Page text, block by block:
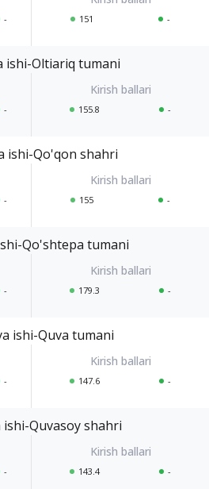
- 151 -
ishi-Oltiariq tumani
- 155.8 -
ishi-Qo'qon shahri
- 155 -
Qo'shtepa tumani
- 179.3 -
ishi-Quva tumani
- 147.6 -
ishi-Quvasoy shahri
- 143.4 -